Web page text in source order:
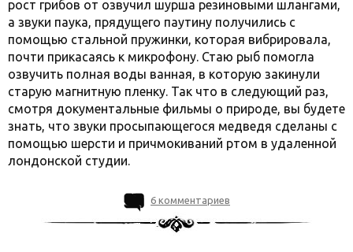
рост грибов от озвучил шурша резиновыми шлангами,
а звуки паука, прядущего паутину получились с
помощью стальной пружинки, которая вибрировала,
почти прикасаясь к микрофону. Стаю рыб помогла
озвучить полная воды ванная, в которую закинули
старую магнитную пленку. Так что в следующий раз,
смотря документальные фильмы о природе, вы будете
знать, что звуки просыпающегося медведя сделаны с
помощью шерсти и причмокиваний ртом в удаленной
лондонской студии.
6 комментариев